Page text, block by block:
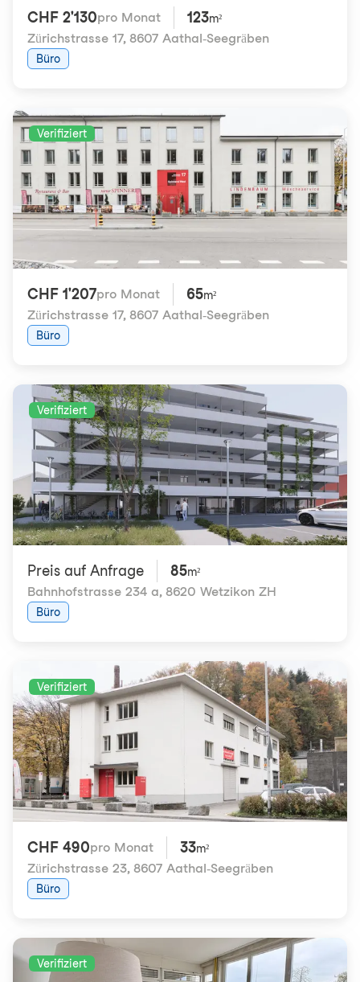
CHF 2'130pro Monat 123m²
Zürichstrasse 17, 8607 Aathal-Seegräben
Büro
Verifiziert
CHF 1'207pro Monat 65m²
Zürichstrasse 17, 8607 Aathal-Seegräben
Büro
Verifiziert
Preis auf Anfrage 85m²
Bahnhofstrasse 234 a, 8620 Wetzikon ZH
Büro
Verifiziert
CHF 490pro Monat 33m²
Zürichstrasse 23, 8607 Aathal-Seegräben
Büro
Verifiziert